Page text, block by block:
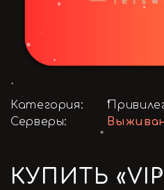
Категория:
Серверы:
КУПИТЬ